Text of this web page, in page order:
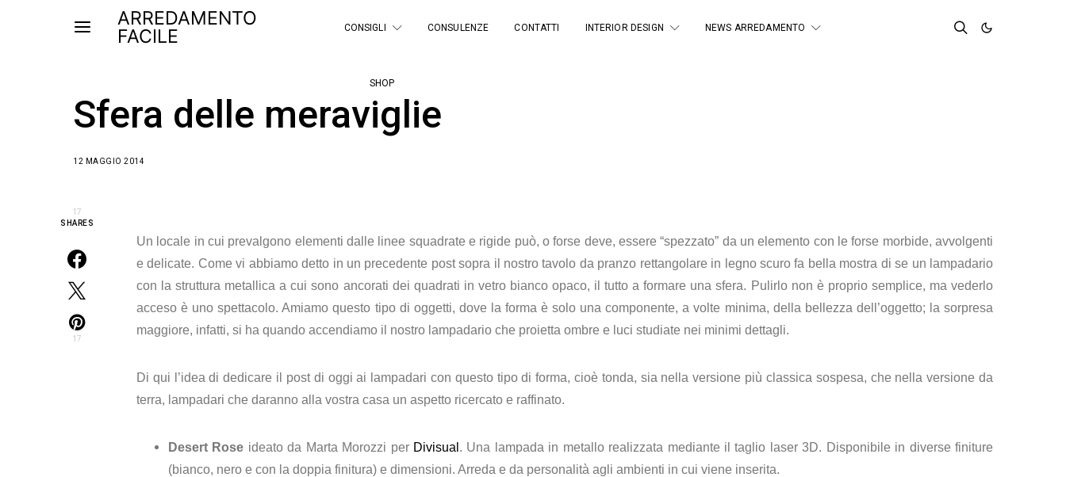
ARREDAMENTO
FACILE
CONSIGLI CONSULENZE CONTATTI INTERIOR DESIGN NEWS ARREDAMENTO
SHOP
Sfera delle meraviglie
12 MAGGIO 2014
17
SHARES
17
Un locale in cui prevalgono elementi dalle linee squadrate e rigide può, o forse deve, essere “spezzato” da un elemento con le forse morbide, avvolgenti
e delicate. Come vi abbiamo detto in un precedente post sopra il nostro tavolo da pranzo rettangolare in legno scuro fa bella mostra di se un lampadario
con la struttura metallica a cui sono ancorati dei quadrati in vetro bianco opaco, il tutto a formare una sfera. Pulirlo non è proprio semplice, ma vederlo
acceso è uno spettacolo. Amiamo questo tipo di oggetti, dove la forma è solo una componente, a volte minima, della bellezza dell’oggetto; la sorpresa
maggiore, infatti, si ha quando accendiamo il nostro lampadario che proietta ombre e luci studiate nei minimi dettagli.
Di qui l’idea di dedicare il post di oggi ai lampadari con questo tipo di forma, cioè tonda, sia nella versione più classica sospesa, che nella versione da
terra, lampadari che daranno alla vostra casa un aspetto ricercato e raffinato.
Desert Rose ideato da Marta Morozzi per Divisual . Una lampada in metallo realizzata mediante il taglio laser 3D. Disponibile in diverse finiture
(bianco, nero e con la doppia finitura) e dimensioni. Arreda e da personalità agli ambienti in cui viene inserita.